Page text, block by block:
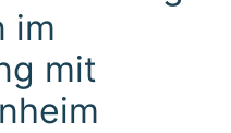
im
mit